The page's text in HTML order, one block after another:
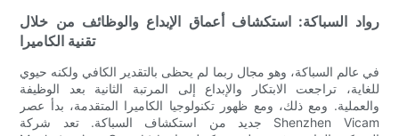
رواد السباكة: استكشاف أعماق الإبداع والوظائف من خلال
تقنية الكاميرا
في عالم السباكة، وهو مجال ربما لم يحظى بالتقدير الكافي ولكنه حيوي
للغاية، تراجعت الابتكار والإبداع إلى المرتبة الثانية بعد الوظيفة
والعملية. ومع ذلك، ومع ظهور تكنولوجيا الكاميرا المتقدمة، بدأ عصر
جديد من استكشاف السباكة. تعد شركة Shenzhen Vicam